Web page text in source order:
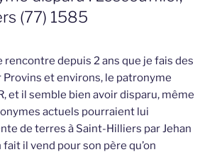
(77) 1585
depuis 2 ans que je fais des
Provins et environs, le patronyme
et il semble bien avoir disparu, même
actuels pourraient lui
de terres à Saint-Hilliers par Jehan
il vend pour son père qu’on